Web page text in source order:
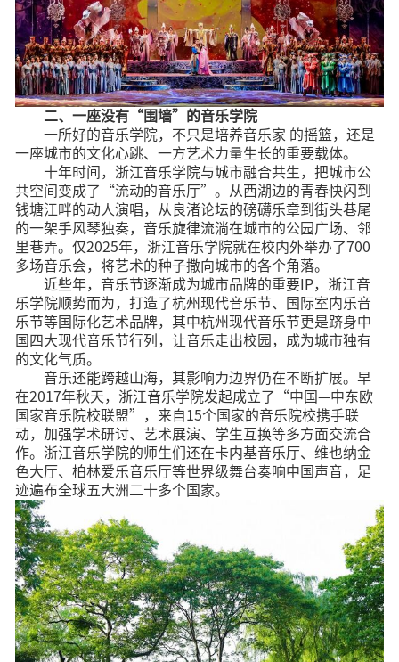
二、一座没有“围墙”的音乐学院
一所好的音乐学院，不只是培养音乐家 的摇篮，还是
一座城市的文化心跳、一方艺术力量生长的重要载体。
十年时间，浙江音乐学院与城市融合共生，把城市公
共空间变成了“流动的音乐厅”。从西湖边的青春快闪到
钱塘江畔的动人演唱，从良渚论坛的磅礴乐章到街头巷尾
的一架手风琴独奏，音乐旋律流淌在城市的公园广场、邻
里巷弄。仅2025年，浙江音乐学院就在校内外举办了700
多场音乐会，将艺术的种子撒向城市的各个角落。
近些年，音乐节逐渐成为城市品牌的重要IP，浙江音
乐学院顺势而为，打造了杭州现代音乐节、国际室内乐音
乐节等国际化艺术品牌，其中杭州现代音乐节更是跻身中
国四大现代音乐节行列，让音乐走出校园，成为城市独有
的文化气质。
音乐还能跨越山海，其影响力边界仍在不断扩展。早
在2017年秋天，浙江音乐学院发起成立了“中国—中东欧
国家音乐院校联盟”，来自15个国家的音乐院校携手联
动，加强学术研讨、艺术展演、学生互换等多方面交流合
作。浙江音乐学院的师生们还在卡内基音乐厅、维也纳金
色大厅、柏林爱乐音乐厅等世界级舞台奏响中国声音，足
迹遍布全球五大洲二十多个国家。